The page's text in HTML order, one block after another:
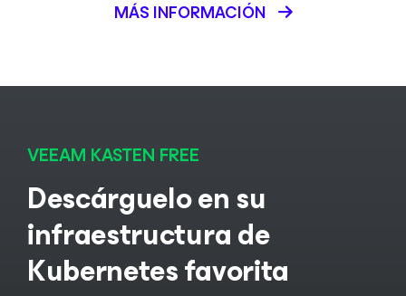
MÁS INFORMACIÓN
VEEAM KASTEN FREE
Descárguelo en su
infraestructura de
Kubernetes favorita